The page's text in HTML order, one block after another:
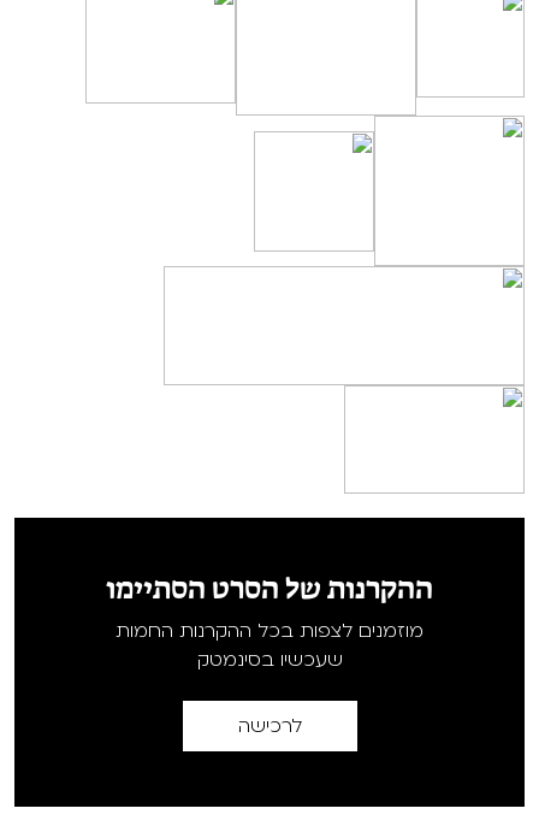
ההקרנות של הסרט הסתיימו
מוזמנים לצפות בכל ההקרנות החמות
שעכשיו בסינמטק
לרכישה